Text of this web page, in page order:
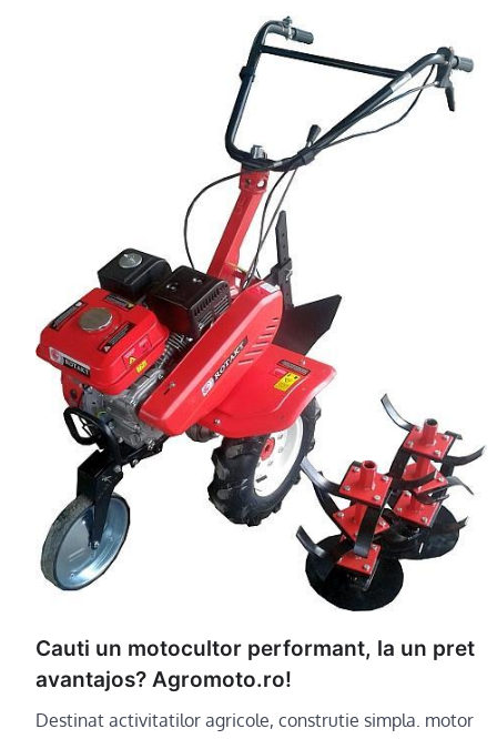
Cauti un motocultor performant, la un pret
avantajos? Agromoto.ro!
Destinat activitatilor agricole, construtie simpla. motor